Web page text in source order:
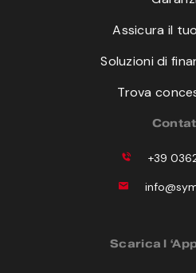
Assicura il
Soluzioni di
Trova
+39
Scarica l